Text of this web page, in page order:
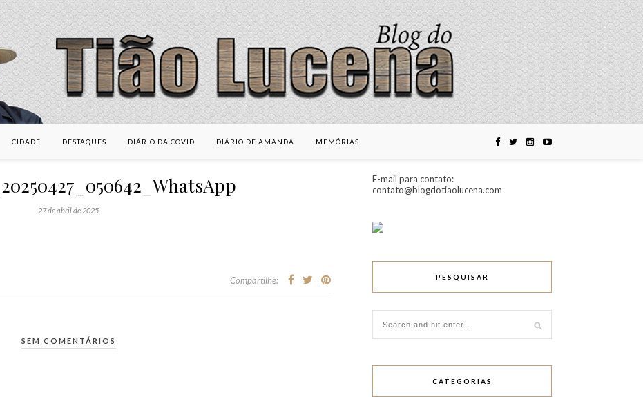
CIDADE DESTAQUES DIÁRIO DA COVID DIÁRIO DE AMANDA MEMÓRIAS
27 de abril de 2025
Compartilhe:
SEM COMENTÁRIOS
E-mail para contato:
contato@blogdotiaolucena.com
PESQUISAR
CATEGORIAS